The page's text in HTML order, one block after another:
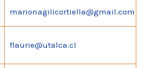
marionagilicortiella@gmail.com
flaurie@utalca.cl